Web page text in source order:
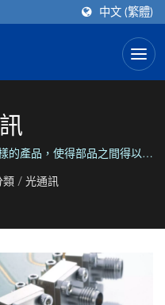
中文 (繁體)
的產品，使得部品之間得以連
使得人們之間得以聯繫。
類 / 光通訊